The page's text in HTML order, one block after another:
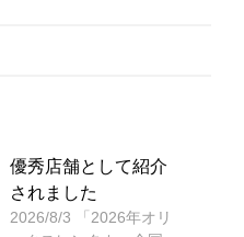
優秀店舗として紹介
されました
2026/8/3 「2026年オリ